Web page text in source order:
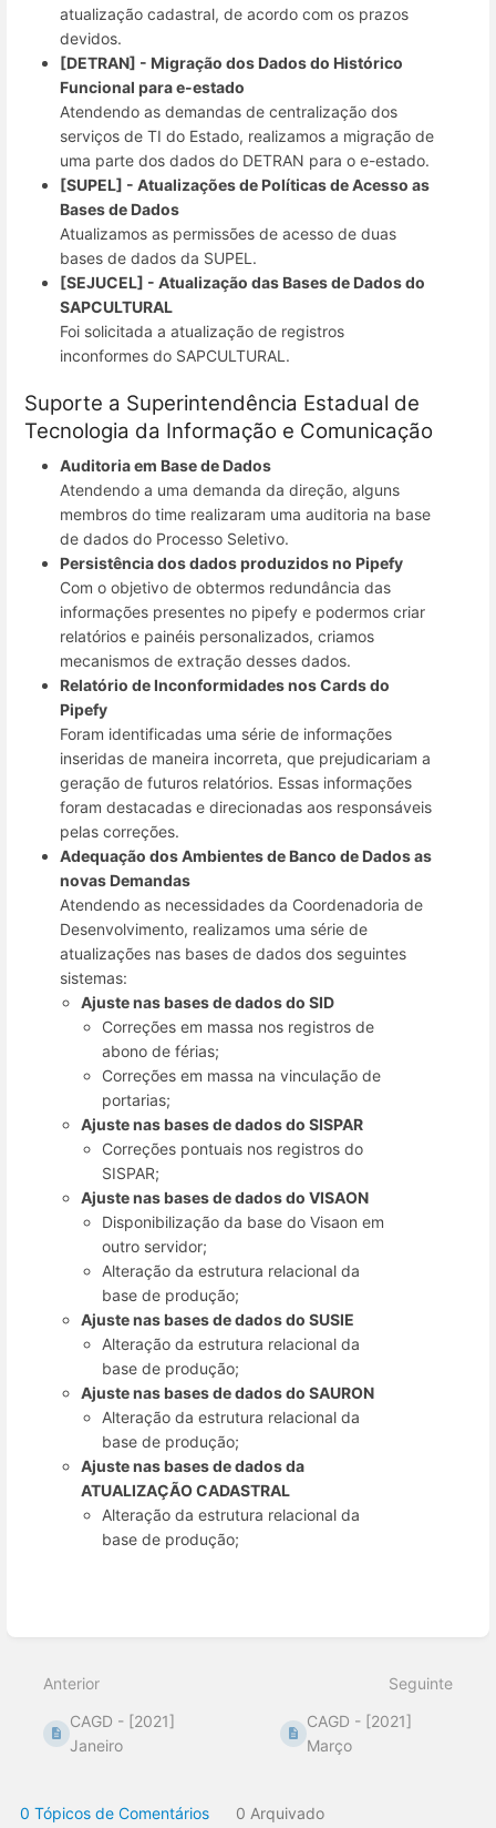
atualização cadastral, de acordo com os prazos
devidos.
[DETRAN] - Migração dos Dados do Histórico
Funcional para e-estado
Atendendo as demandas de centralização dos
serviços de TI do Estado, realizamos a migração de
uma parte dos dados do DETRAN para o e-estado.
[SUPEL] - Atualizações de Políticas de Acesso as
Bases de Dados
Atualizamos as permissões de acesso de duas
bases de dados da SUPEL.
[SEJUCEL] - Atualização das Bases de Dados do
SAPCULTURAL
Foi solicitada a atualização de registros
inconformes do SAPCULTURAL.
Suporte a Superintendência Estadual de
Tecnologia da Informação e Comunicação
Auditoria em Base de Dados
Atendendo a uma demanda da direção, alguns
membros do time realizaram uma auditoria na base
de dados do Processo Seletivo.
Persistência dos dados produzidos no Pipefy
Com o objetivo de obtermos redundância das
informações presentes no pipefy e podermos criar
relatórios e painéis personalizados, criamos
mecanismos de extração desses dados.
Relatório de Inconformidades nos Cards do
Pipefy
Foram identificadas uma série de informações
inseridas de maneira incorreta, que prejudicariam a
geração de futuros relatórios. Essas informações
foram destacadas e direcionadas aos responsáveis
pelas correções.
Adequação dos Ambientes de Banco de Dados as
novas Demandas
Atendendo as necessidades da Coordenadoria de
Desenvolvimento, realizamos uma série de
atualizações nas bases de dados dos seguintes
sistemas:
Ajuste nas bases de dados do SID
Correções em massa nos registros de
abono de férias;
Correções em massa na vinculação de
portarias;
Ajuste nas bases de dados do SISPAR
Correções pontuais nos registros do
SISPAR;
Ajuste nas bases de dados do VISAON
Disponibilização da base do Visaon em
outro servidor;
Alteração da estrutura relacional da
base de produção;
Ajuste nas bases de dados do SUSIE
Alteração da estrutura relacional da
base de produção;
Ajuste nas bases de dados do SAURON
Alteração da estrutura relacional da
base de produção;
Ajuste nas bases de dados da
ATUALIZAÇÃO CADASTRAL
Alteração da estrutura relacional da
base de produção;
de
de
seção
Anterior
CAGD - [2021]
Janeiro
Seguinte
CAGD - [2021]
Março
0 Tópicos de Comentários 0 Arquivado